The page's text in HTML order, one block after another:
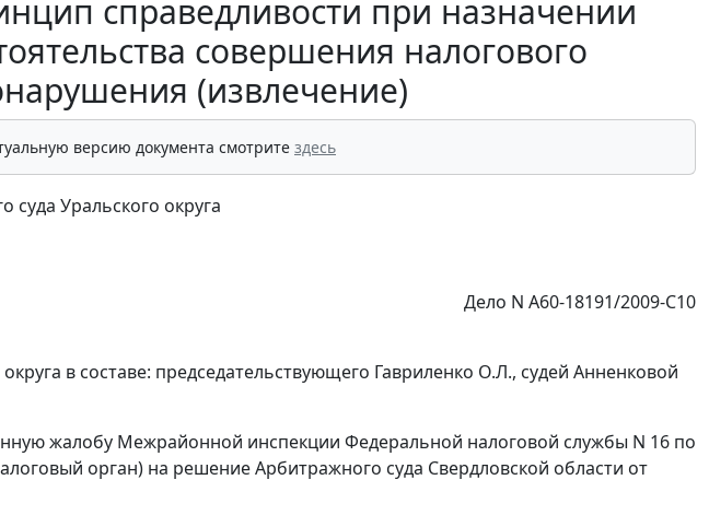
справедливости при назначении
совершения налогового
(извлечение)
версию документа смотрите здесь
Уральского округа
Дело N А60-18191/2009-С10
в составе: председательствующего Гавриленко О.Л., судей Анненковой
жалобу Межрайонной инспекции Федеральной налоговой службы N 16 по
орган) на решение Арбитражного суда Свердловской области от